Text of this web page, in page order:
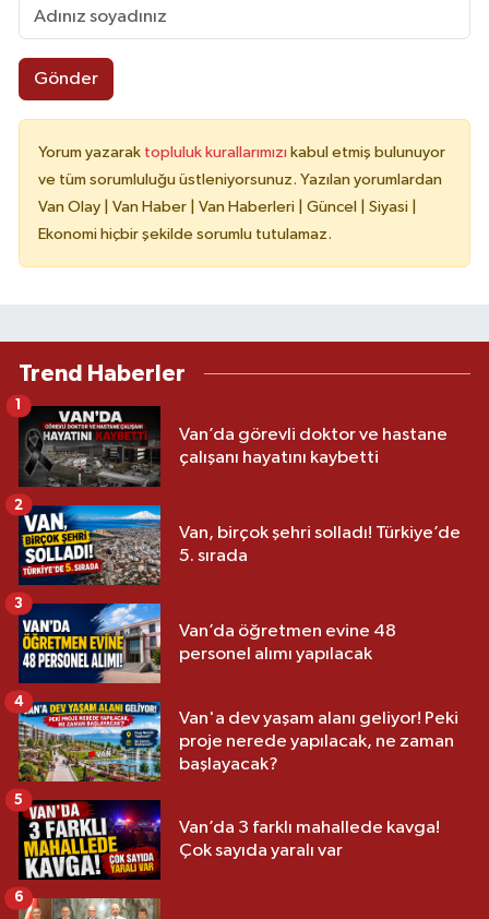
Gönder
Yorum yazarak topluluk kurallarımızı kabul etmiş bulunuyor
ve tüm sorumluluğu üstleniyorsunuz. Yazılan yorumlardan
Van Olay | Van Haber | Van Haberleri | Güncel | Siyasi |
Ekonomi hiçbir şekilde sorumlu tutulamaz.
Trend Haberler
Van’da görevli doktor ve hastane
çalışanı hayatını kaybetti
Van, birçok şehri solladı! Türkiye’de
5. sırada
2
Van’da öğretmen evine 48
personel alımı yapılacak
3
Van'a dev yaşam alanı geliyor! Peki
proje nerede yapılacak, ne zaman
başlayacak?
4
Van’da 3 farklı mahallede kavga!
Çok sayıda yaralı var
5
6